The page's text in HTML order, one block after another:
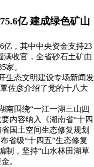
亿 建成绿色矿山
亿，其中中央资金支持23
满收官，全省砂石土矿由
家。
生态文明建设专场新闻发
佐彦介绍了党的十八大
南围绕“一江一湖三山四
内容纳入《湖南省“十四
国土空间生态修复规划
省级“十四五”生态修复
制，坚持“山水林田湖草
。